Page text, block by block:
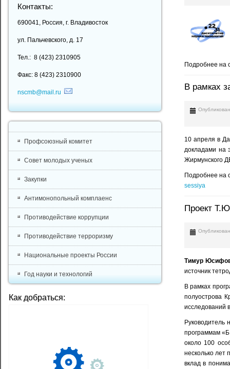
Подробнее на
В рамках
10 апреля в
докладами на
Жирмунского
Подробнее на
sessiya
Проект
Тимур
источник
В рамках
полуострова
исследований
Руководитель
программам
около 100
несколько лет
вклад в
Контакты:
690041, Россия, г. Владивосток
ул. Пальчевского, д. 17
Тел.: 8 (423) 2310905
Факс: 8 (423) 2310900
nscmb@mail.ru
Профсоюзный комитет
Совет молодых ученых
Закупки
Антимонопольный комплаенс
Противодействие коррупции
Противодействие терроризму
Национальные проекты России
Год науки и технологий
Как добраться: